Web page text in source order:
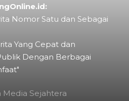
Nomor Satu dan Sebagai
Yang Cepat dan
Dengan Berbagai
Media Sejahtera